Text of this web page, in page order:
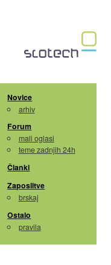
Novice
arhiv
Forum
mali oglasi
teme zadnjih 24h
Članki
Zaposlitve
brskaj
Ostalo
pravila